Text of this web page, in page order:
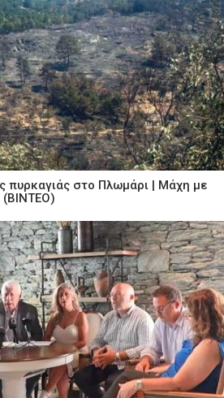
πυρκαγιάς στο Πλωμάρι | Μάχη με
(ΒΙΝΤΕΟ)